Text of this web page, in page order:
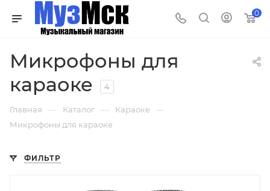
0
Микрофоны для
караоке
4
Главная — Каталог — Караоке —
Микрофоны для караоке
ФИЛЬТР